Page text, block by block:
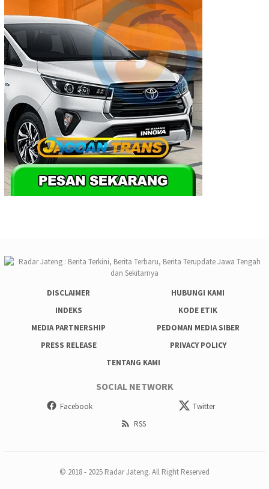
DISCLAIMER
HUBUNGI KAMI
INDEKS
KODE ETIK
MEDIA PARTNERSHIP
PEDOMAN MEDIA SIBER
PRESS RELEASE
PRIVACY POLICY
TENTANG KAMI
SOCIAL NETWORK
Facebook
Twitter
RSS
© 2018 - 2025 Radar Jateng. All Right Reserved